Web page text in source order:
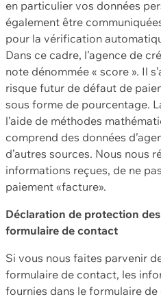
en particulier vos données
également être
pour la vérification
Dans ce cadre, l’agence de
note dénommée « score ». Il
risque futur de défaut de
sous forme de pourcentage.
l’aide de méthodes
comprend des données
d’autres sources. Nous nous
informations reçues, de ne
paiement «facture».
Déclaration de protection
formulaire de contact
Si vous nous faites parvenir
formulaire de contact, les
fournies dans le formulaire